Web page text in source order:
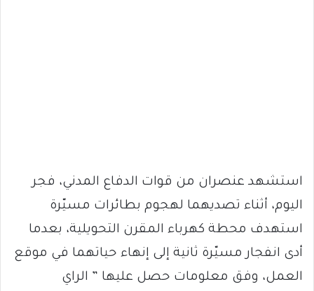
استشهد عنصران من قوات الدفاع المدني، فجر
اليوم، أثناء تصديهما لهجوم بطائرات مسيّرة
استهدف محطة كهرباء المقرن التحويلية، بعدما
أدى انفجار مسيّرة ثانية إلى إنهاء حياتهما في موقع
العمل، وفق معلومات حصل عليها ” الراي